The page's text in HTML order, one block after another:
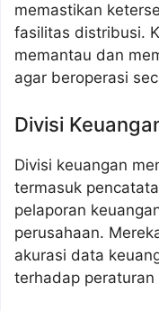
memastikan
fasilitas distribusi.
memantau dan
agar beroperasi
Divisi
Divisi keuangan
termasuk
pelaporan
perusahaan.
akurasi data
terhadap peraturan